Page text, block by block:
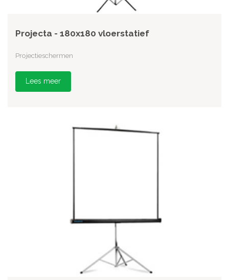
Projecta - 180x180 vloerstatief
Projectieschermen
Lees meer